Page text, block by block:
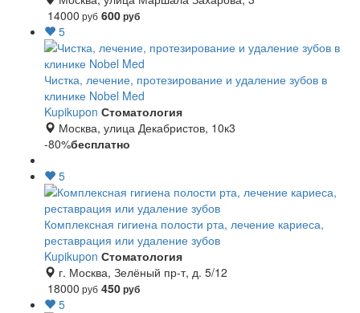
14000 руб 600руб
5
Чистка, лечение, протезирование и удаление зубов в
клинике Nobel Med
Kupikupon Стоматология
Москва, улица Декабристов, 10к3
-80%бесплатно
5
Комплексная гигиена полости рта, лечение кариеса,
реставрация или удаление зубов
Kupikupon Стоматология
г. Москва, Зелёный пр-т, д. 5/12
18000 руб 450руб
5